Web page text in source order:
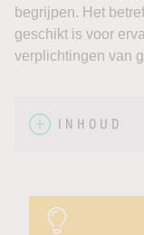
begrijpen. Het
geschikt is voor
verplichtingen van
INHOUD